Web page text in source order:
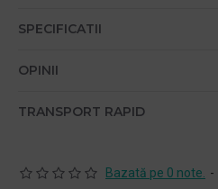
SPECIFICATII
OPINII
TRANSPORT RAPID
Bazată pe 0 note. -